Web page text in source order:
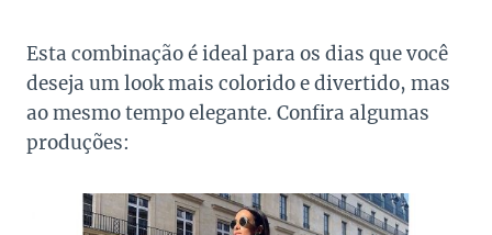
Esta combinação é ideal para os dias que você
deseja um look mais colorido e divertido, mas
ao mesmo tempo elegante. Confira algumas
produções: